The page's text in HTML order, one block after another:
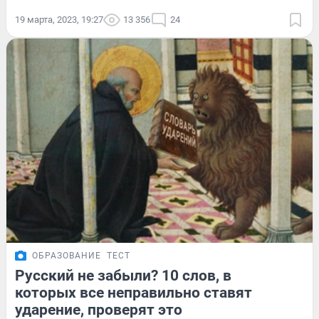
19 марта, 2023, 19:27 13 356 24
ОБРАЗОВАНИЕ ТЕСТ
Русский не забыли? 10 слов, в
которых все неправильно ставят
ударение, проверят это